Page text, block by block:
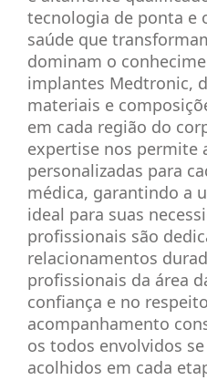
tecnologia de ponta e
saúde que
dominam o
implantes Medtronic,
materiais e
em cada região do
expertise nos permite
personalizadas para
médica, garantindo a
ideal para suas
profissionais são
relacionamentos
profissionais da área
confiança e no
acompanhamento
os todos envolvidos
acolhidos em cada